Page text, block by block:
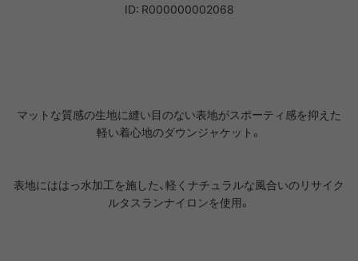
ID: R000000002068
マットな質感の生地に縫い目のない表地がスポーティ感を抑えた
軽い着心地のダウンジャケット。
表地にははっ水加工を施した、軽くナチュラルな風合いのリサイク
ルタスランナイロンを使用。